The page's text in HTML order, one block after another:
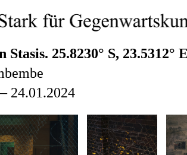
25.8230° S, 23.5312°
24.01.2024